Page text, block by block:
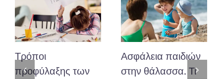
5ο
και
6ο
μήνα
Τρόποι
προφύλαξης των
Ασφάλεια παιδιών
στην θάλασσα. Τι